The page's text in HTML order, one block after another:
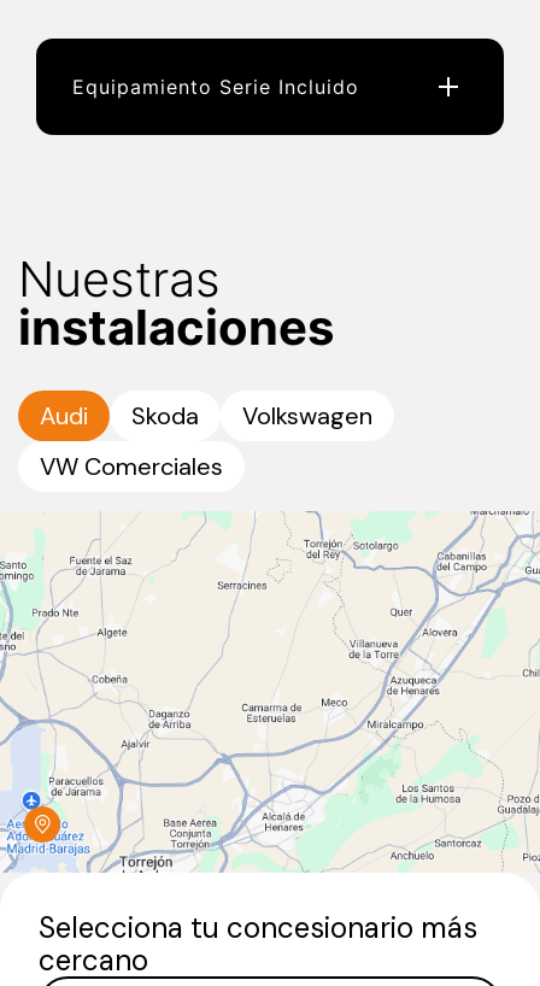
Equipamiento Serie Incluido
Nuestras
instalaciones
Audi Skoda
Volkswagen
VW Comerciales
Selecciona tu concesionario más
cercano